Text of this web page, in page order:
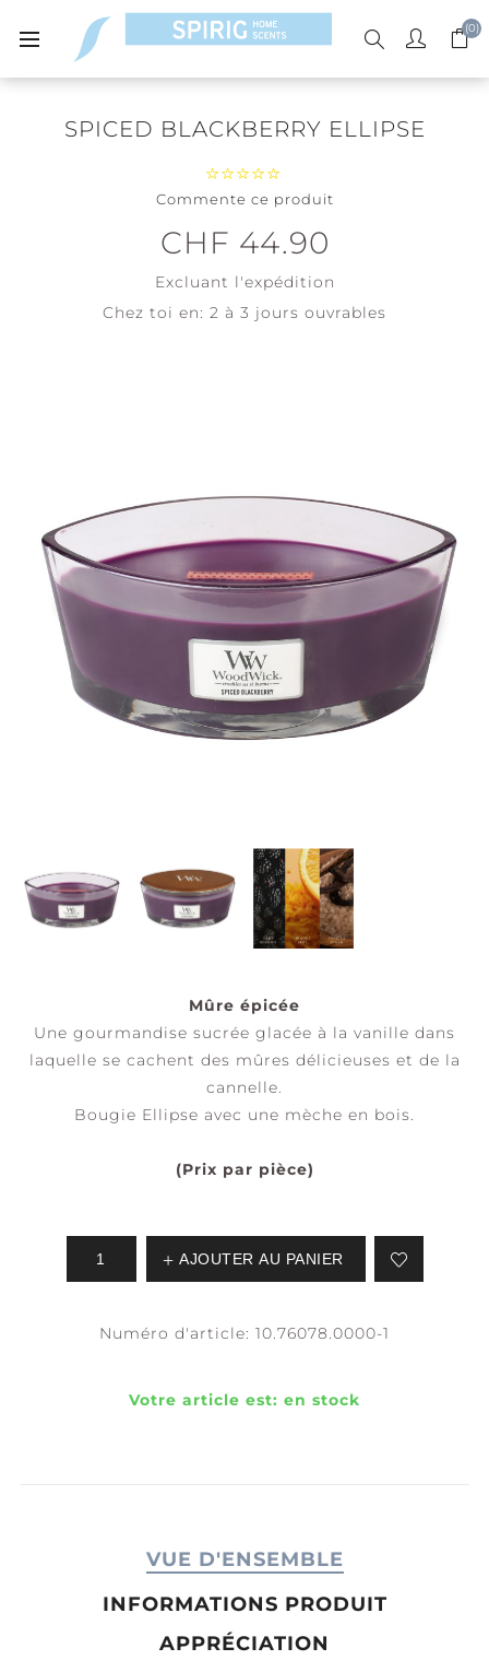
(0)
SPICED BLACKBERRY ELLIPSE
Commente ce produit
CHF 44.90
Excluant l'expédition
Chez toi en: 2 à 3 jours ouvrables
Mûre épicée
Une gourmandise sucrée glacée à la vanille dans
laquelle se cachent des mûres délicieuses et de la
cannelle.
Bougie Ellipse avec une mèche en bois.
(Prix par pièce)
AJOUTER AU PANIER
Numéro d'article: 10.76078.0000-1
Votre article est: en stock
VUE D'ENSEMBLE
INFORMATIONS PRODUIT
APPRÉCIATION